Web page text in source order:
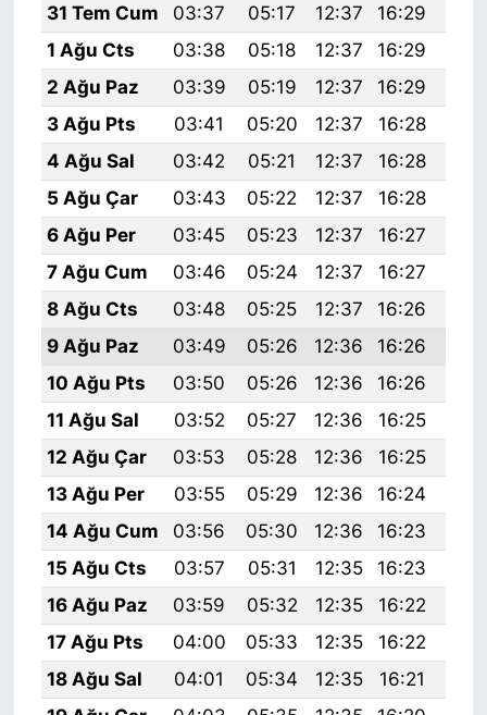
31 Tem Cum
03:37 05:17 12:37 16:29
1 Ağu Cts
03:38 05:18 12:37 16:29
2 Ağu Paz
03:39 05:19 12:37 16:29
3 Ağu Pts
03:41 05:20 12:37 16:28
4 Ağu Sal
03:42 05:21 12:37 16:28
5 Ağu Çar
03:43 05:22 12:37 16:28
6 Ağu Per
03:45 05:23 12:37 16:27
7 Ağu Cum
03:46 05:24 12:37 16:27
8 Ağu Cts
03:48 05:25 12:37 16:26
9 Ağu Paz
03:49 05:26 12:36 16:26
10 Ağu Pts
03:50 05:26 12:36 16:26
11 Ağu Sal
03:52 05:27 12:36 16:25
12 Ağu Çar
03:53 05:28 12:36 16:25
13 Ağu Per
03:55 05:29 12:36 16:24
14 Ağu Cum
03:56 05:30 12:36 16:23
15 Ağu Cts
03:57 05:31 12:35 16:23
16 Ağu Paz
03:59 05:32 12:35 16:22
17 Ağu Pts
04:00 05:33 12:35 16:22
18 Ağu Sal
04:01 05:34 12:35 16:21